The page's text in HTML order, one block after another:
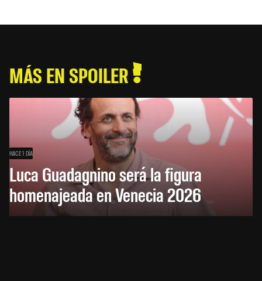
MÁS EN SPOILER
HACE 1 DÍA
Luca Guadagnino será la figura
homenajeada en Venecia 2026